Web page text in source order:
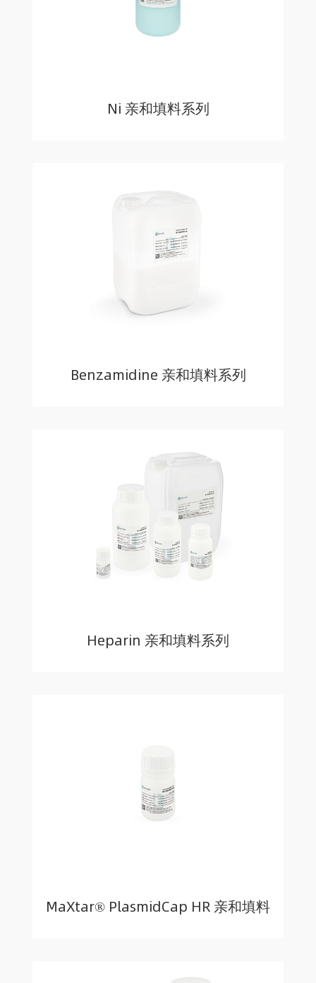
Ni 亲和填料系列
Benzamidine 亲和填料系列
Heparin 亲和填料系列
MaXtar® PlasmidCap HR 亲和填料